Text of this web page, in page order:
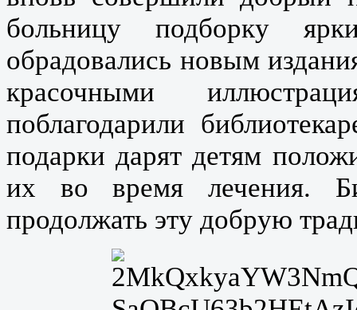
больницу подборку
обрадовались новым
красочными
поблагодарили
подарки дарят детям
их во время лечения.
продолжать эту добрую